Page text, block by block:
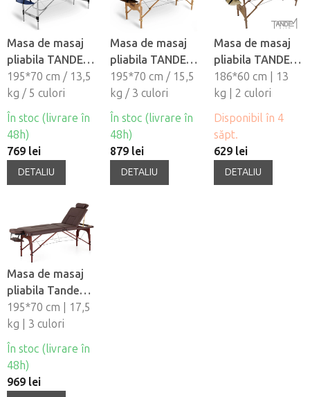
Masa de masaj
pliabila TANDEM
De bază ALU-2
195*70 cm / 13,5
kg / 5 culori
În stoc (livrare în
48h)
769 lei
DETALIU
Masa de masaj
pliabila TANDEM
Profi W2D DUO
195*70 cm / 15,5
kg / 3 culori
În stoc (livrare în
48h)
879 lei
DETALIU
Masa de masaj
pliabila TANDEM
Basic-2 Slim
186*60 cm | 13
kg | 2 culori
Disponibil în 4
săpt.
629 lei
DETALIU
Masa de masaj
pliabila Tandem
Trenton W3D
195*70 cm | 17,5
kg | 3 culori
În stoc (livrare în
48h)
969 lei